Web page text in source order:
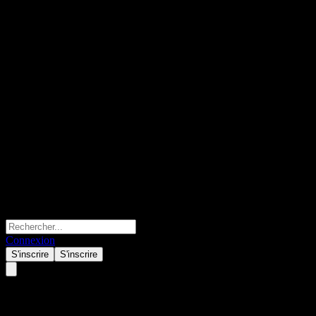
Connexion
S'inscrire S'inscrire